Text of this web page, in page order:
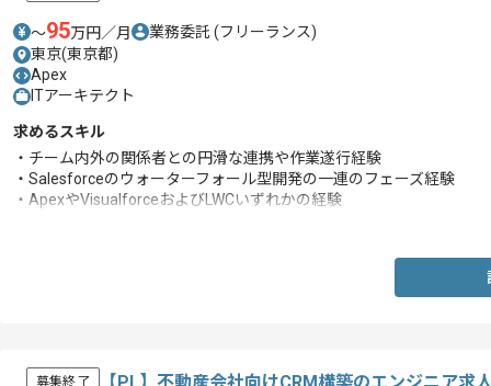
〜95万円／月 業務委託 (フリーランス)
東京(東京都)
Apex
ITアーキテクト
求めるスキル
・チーム内外の関係者との円滑な連携や作業遂行経験
・Salesforceのウォーターフォール型開発の一連のフェーズ経験
・ApexやVisualforceおよびLWCいずれかの経験
募集終了 【PL】不動産会社向けCRM構築のエンジニア求